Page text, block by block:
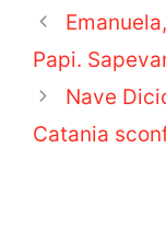
Papi.
Nave
Catania